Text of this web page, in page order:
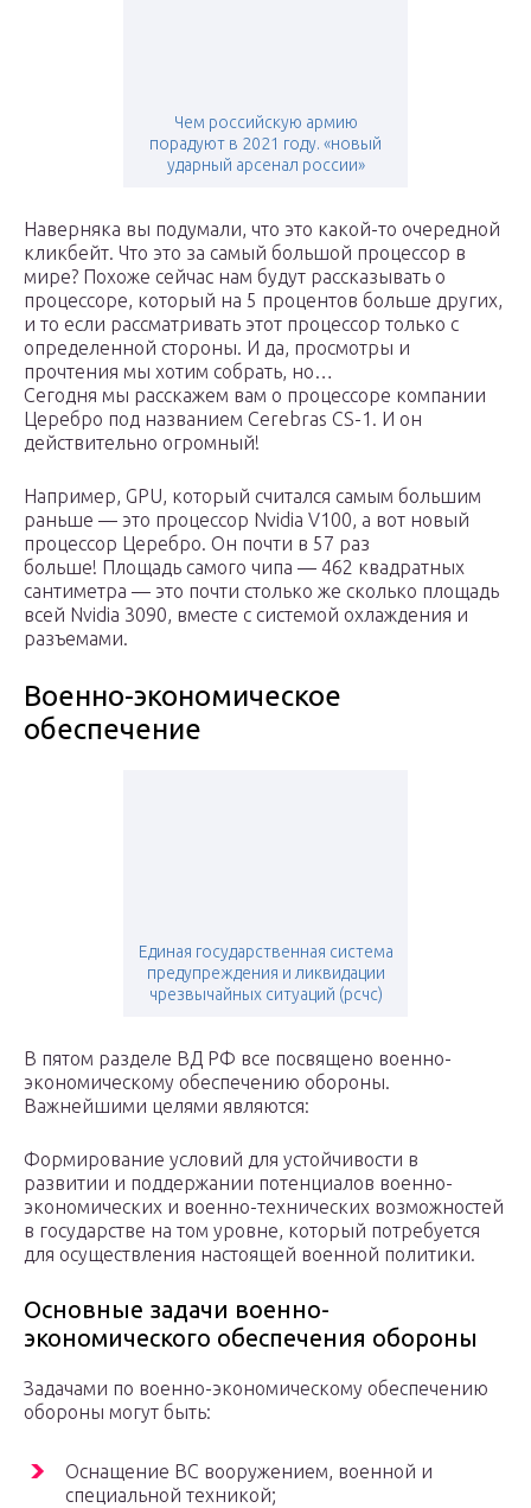
Чем российскую армию
порадуют в 2021 году. «новый
ударный арсенал россии»
Наверняка вы подумали, что это какой-то очередной
кликбейт. Что это за самый большой процессор в
мире? Похоже сейчас нам будут рассказывать о
процессоре, который на 5 процентов больше других,
и то если рассматривать этот процессор только с
определенной стороны. И да, просмотры и
прочтения мы хотим собрать, но…
Сегодня мы расскажем вам о процессоре компании
Церебро под названием Cerebras CS-1. И он
действительно огромный!
Например, GPU, который считался самым большим
раньше — это процессор Nvidia V100, а вот новый
процессор Церебро. Он почти в 57 раз
больше! Площадь самого чипа — 462 квадратных
сантиметра — это почти столько же сколько площадь
всей Nvidia 3090, вместе с системой охлаждения и
разъемами.
Военно-экономическое
обеспечение
Единая государственная система
предупреждения и ликвидации
чрезвычайных ситуаций (рсчс)
В пятом разделе ВД РФ все посвящено военно-
экономическому обеспечению обороны.
Важнейшими целями являются:
Формирование условий для устойчивости в
развитии и поддержании потенциалов военно-
экономических и военно-технических возможностей
в государстве на том уровне, который потребуется
для осуществления настоящей военной политики.
Основные задачи военно-
экономического обеспечения обороны
Задачами по военно-экономическому обеспечению
обороны могут быть:
Оснащение ВС вооружением, военной и
специальной техникой;